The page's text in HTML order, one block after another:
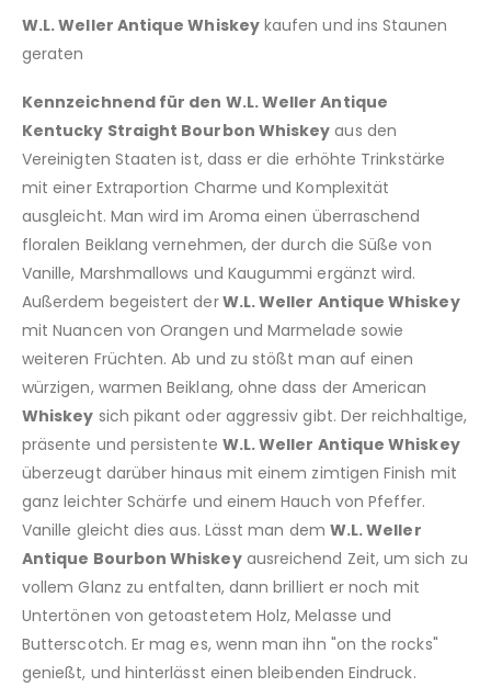
W.L. Weller Antique Whiskeykaufen und ins Staunen
geraten
Kennzeichnend für den W.L. Weller Antique
Kentucky Straight Bourbon Whiskey aus den
Vereinigten Staaten ist, dass er die erhöhte Trinkstärke
mit einer Extraportion Charme und Komplexität
ausgleicht. Man wird im Aroma einen überraschend
floralen Beiklang vernehmen, der durch die Süße von
Vanille, Marshmallows und Kaugummi ergänzt wird.
Außerdem begeistert derW.L. Weller Antique Whiskey
mit Nuancen von Orangen und Marmelade sowie
weiteren Früchten. Ab und zu stößt man auf einen
würzigen, warmen Beiklang, ohne dass der American
Whiskey sich pikant oder aggressiv gibt. Der reichhaltige,
präsente und persistente W.L. Weller Antique Whiskey
überzeugt darüber hinaus mit einem zimtigen Finish mit
ganz leichter Schärfe und einem Hauch von Pfeffer.
Vanille gleicht dies aus. Lässt man dem W.L. Weller
Antique Bourbon Whiskeyausreichend Zeit, um sich zu
vollem Glanz zu entfalten, dann brilliert er noch mit
Untertönen von getoastetem Holz, Melasse und
Butterscotch. Er mag es, wenn man ihn "on the rocks"
genießt, und hinterlässt einen bleibenden Eindruck.